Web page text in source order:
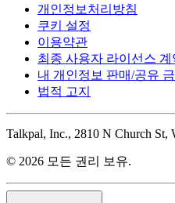
개인정보처리방침
쿠키 설정
이용약관
최종 사용자 라이선스 계
내 개인정보 판매/공유 금
법적 고지
Talkpal, Inc., 2810 N Church St,
© 2026 모든 권리 보유.